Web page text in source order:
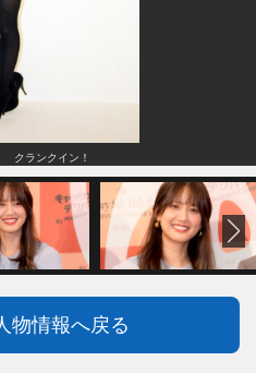
クランクイン！
物情報へ戻る